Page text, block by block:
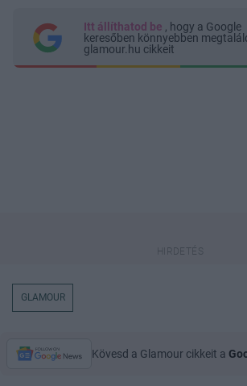
Itt állíthatod be , hogy a Google
keresőben könnyebben
glamour.hu cikkeit
GLAMOUR
Kövesd a Glamour cikkeit a